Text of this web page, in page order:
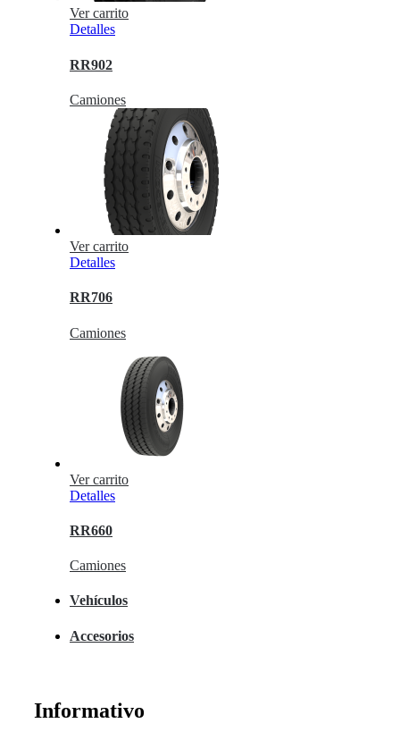
Ver carrito
Detalles
RR902
Camiones
Ver carrito
Detalles
RR706
Camiones
Ver carrito
Detalles
RR660
Camiones
Vehículos
Accesorios
Informativo